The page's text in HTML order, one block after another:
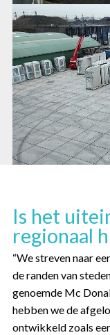
Is het
regionaal
“We streven naar
de randen van
genoemde Mc
hebben we de
ontwikkeld zoals